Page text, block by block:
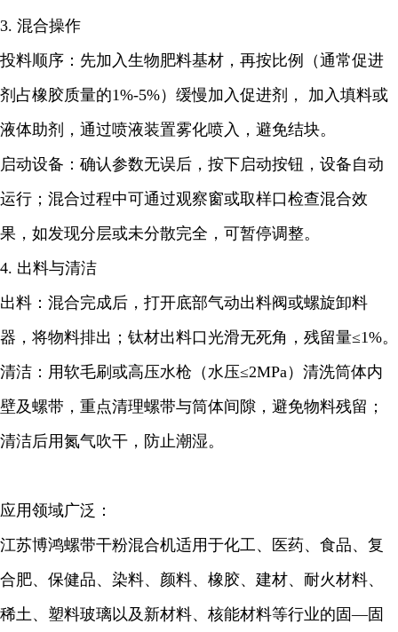
3. 混合操作
投料顺序：先加入生物肥料基材，再按比例（通常促进
剂占橡胶质量的1%-5%）缓慢加入促进剂， 加入填料或
液体助剂，通过喷液装置雾化喷入，避免结块。
启动设备：确认参数无误后，按下启动按钮，设备自动
运行；混合过程中可通过观察窗或取样口检查混合效
果，如发现分层或未分散完全，可暂停调整。
4. 出料与清洁
出料：混合完成后，打开底部气动出料阀或螺旋卸料
器，将物料排出；钛材出料口光滑无死角，残留量≤1%。
清洁：用软毛刷或高压水枪（水压≤2MPa）清洗筒体内
壁及螺带，重点清理螺带与筒体间隙，避免物料残留；
清洁后用氮气吹干，防止潮湿。
应用领域广泛：
江苏博鸿螺带干粉混合机适用于化工、医药、食品、复
合肥、保健品、染料、颜料、橡胶、建材、耐火材料、
稀土、塑料玻璃以及新材料、核能材料等行业的固—固